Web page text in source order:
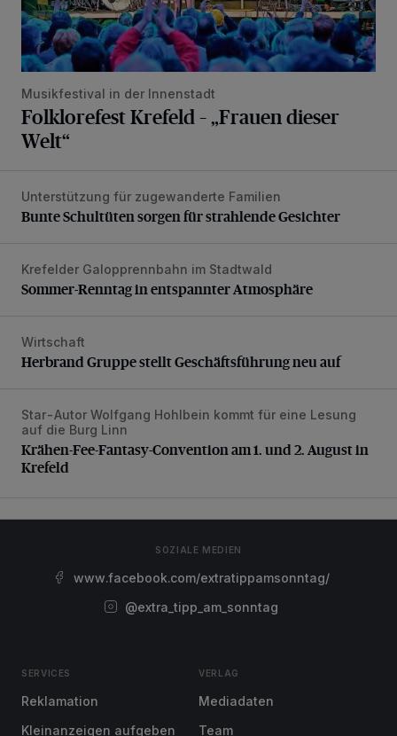
Musikfestival in der Innenstadt
Folklorefest Krefeld – „Frauen dieser
Welt“
Bunte Schultüten sorgen für strahlende Gesichter
Unterstützung für zugewanderte Familien
Bunte Schultüten sorgen für strahlende Gesichter
Sommer-Renntag in entspannter Atmosphäre
Krefelder Galopprennbahn im Stadtwald
Sommer-Renntag in entspannter Atmosphäre
Herbrand Gruppe stellt Geschäftsführung neu auf
Wirtschaft
Herbrand Gruppe stellt Geschäftsführung neu auf
Krähen-Fee-Fantasy-Convention am 1. und 2. August in
Star-Autor Wolfgang Hohlbein kommt für eine Lesung
auf die Burg Linn
Krähen-Fee-Fantasy-Convention am 1. und 2. August in
Krefeld
SOZIALE MEDIEN
www.facebook.com/extratippamsonntag/
@extra_tipp_am_sonntag
SERVICES
Reklamation
Kleinanzeigen aufgeben
VERLAG
Mediadaten
Team